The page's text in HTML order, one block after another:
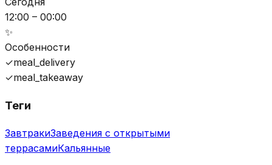
12:00 – 00:00
✨
Особенности
✓meal_delivery
✓meal_takeaway
Теги
ЗавтракиЗаведения с открытыми
террасамиКальянные